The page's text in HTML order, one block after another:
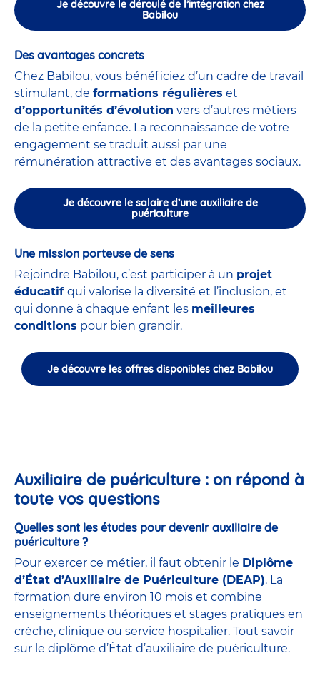
Je découvre le déroulé de l’intégration chez
Babilou
Des avantages concrets
Chez Babilou, vous bénéficiez d’un cadre de travail
stimulant, de formations régulières et
d’opportunités d’évolution vers d’autres métiers
de la petite enfance. La reconnaissance de votre
engagement se traduit aussi par une
rémunération attractive et des avantages sociaux.
Je découvre le salaire d’une auxiliaire de
puériculture
Une mission porteuse de sens
Rejoindre Babilou, c’est participer à un projet
éducatif qui valorise la diversité et l’inclusion, et
qui donne à chaque enfant les meilleures
conditions pour bien grandir.
Je découvre les offres disponibles chez Babilou
Auxiliaire de puériculture : on répond à
toute vos questions
Quelles sont les études pour devenir auxiliaire de
puériculture ?
Pour exercer ce métier, il faut obtenir le Diplôme
d’État d’Auxiliaire de Puériculture (DEAP). La
formation dure environ 10 mois et combine
enseignements théoriques et stages pratiques en
crèche, clinique ou service hospitalier. Tout savoir
sur le diplôme d’État d’auxiliaire de puériculture.